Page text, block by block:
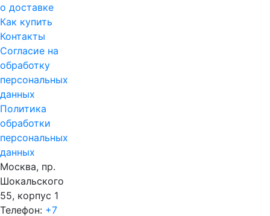
о доставке
Как купить
Контакты
Согласие на
обработку
персональных
данных
Политика
обработки
персональных
данных
Москва, пр.
Шокальского
55, корпус 1
Телефон: +7